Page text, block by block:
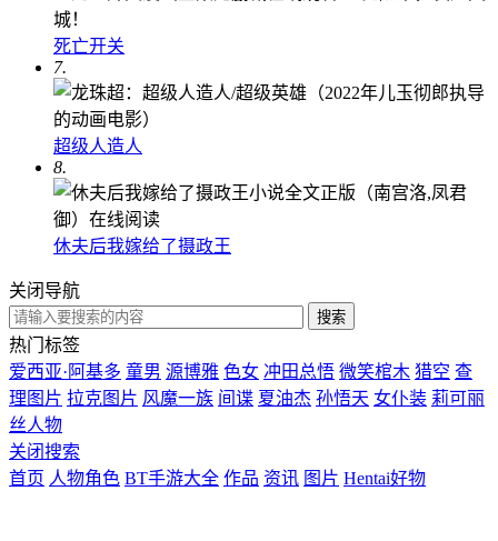
死亡开关
7.
超级人造人
8.
休夫后我嫁给了摄政王
关闭导航
热门标签
爱西亚·阿基多 童男 源博雅 色女 冲田总悟 微笑棺木 猎空 查
理图片 拉克图片 风魔一族 间谍 夏油杰 孙悟天 女仆装 莉可丽
丝人物
关闭搜索
首页 人物角色 BT手游大全 作品 资讯 图片 Hentai好物